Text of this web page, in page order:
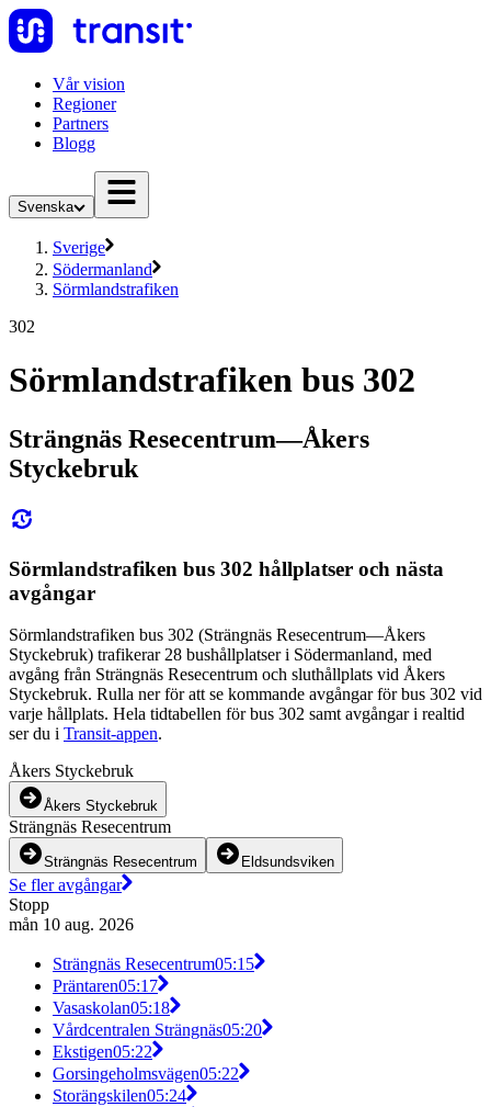
Vår vision
Regioner
Partners
Blogg
Svenska
Sverige
Södermanland
Sörmlandstrafiken
302
Sörmlandstrafiken bus 302
Strängnäs Resecentrum—Åkers
Styckebruk
Sörmlandstrafiken bus 302 hållplatser och nästa
avgångar
Sörmlandstrafiken bus 302 (Strängnäs Resecentrum—Åkers
Styckebruk) trafikerar 28 bushållplatser i Södermanland, med
avgång från Strängnäs Resecentrum och sluthållplats vid Åkers
Styckebruk. Rulla ner för att se kommande avgångar för bus 302 vid
varje hållplats. Hela tidtabellen för bus 302 samt avgångar i realtid
ser du i Transit-appen.
Åkers Styckebruk
Åkers Styckebruk
Strängnäs Resecentrum
Strängnäs Resecentrum Eldsundsviken
Se fler avgångar
Stopp
mån 10 aug. 2026
Strängnäs Resecentrum05:15
Präntaren05:17
Vasaskolan05:18
Vårdcentralen Strängnäs05:20
Ekstigen05:22
Gorsingeholmsvägen05:22
Storängskilen05:24